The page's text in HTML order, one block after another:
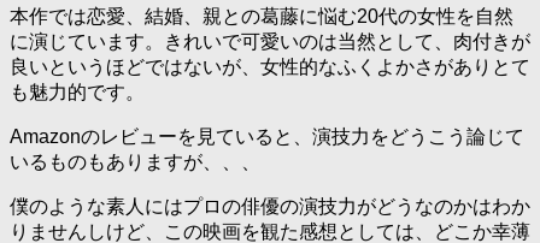
本作では恋愛、結婚、親との葛藤に悩む20代の女性を自然
に演じています。きれいで可愛いのは当然として、肉付きが
良いというほどではないが、女性的なふくよかさがありとて
も魅力的です。
Amazonのレビューを見ていると、演技力をどうこう論じて
いるものもありますが、、、
僕のような素人にはプロの俳優の演技力がどうなのかはわか
りませんしけど、この映画を観た感想としては、どこか幸薄